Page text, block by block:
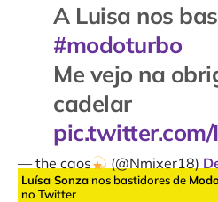
A Luisa nos
#modoturbo
Me vejo na
cadelar
pic.twitter.com/
— the caos (@Nmixer18)
Luísa Sonzanos bastidores de
no Twitter